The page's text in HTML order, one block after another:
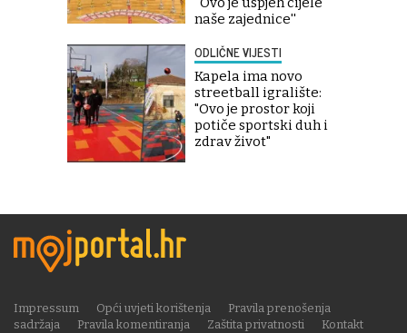
naše zajednice''
ODLIČNE VIJESTI
Kapela ima novo
streetball igralište:
"Ovo je prostor koji
potiče sportski duh i
zdrav život"
Impressum Opći uvjeti korištenja
Pravila prenošenja
sadržaja
Pravila komentiranja Zaštita privatnosti
Kontakt